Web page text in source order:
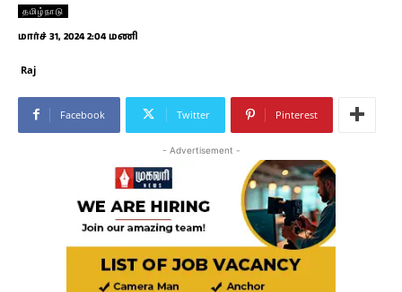
தமிழ்நாடு
மார்ச் 31, 2024 2:04 மணி
Raj
Facebook Twitter Pinterest
- Advertisement -